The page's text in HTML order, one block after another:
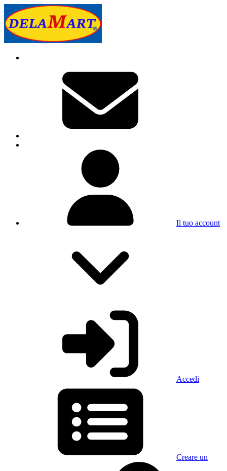
Il tuo account
Accedi
Creare un